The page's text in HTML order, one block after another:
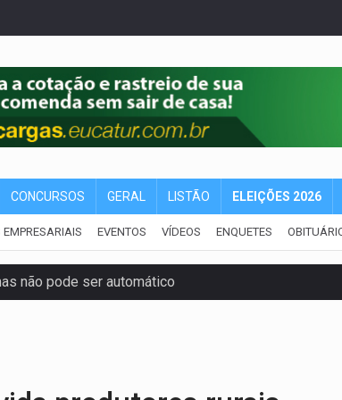
CONCURSOS GERAL LISTÃO ELEIÇÕES 2026
EVENTOS VÍDEOS ENQUETES
Marcos Rogério para Rondônia